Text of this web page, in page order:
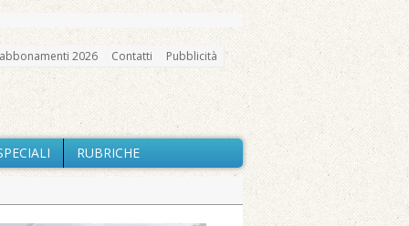
2026 Contatti Pubblicità
RUBRICHE